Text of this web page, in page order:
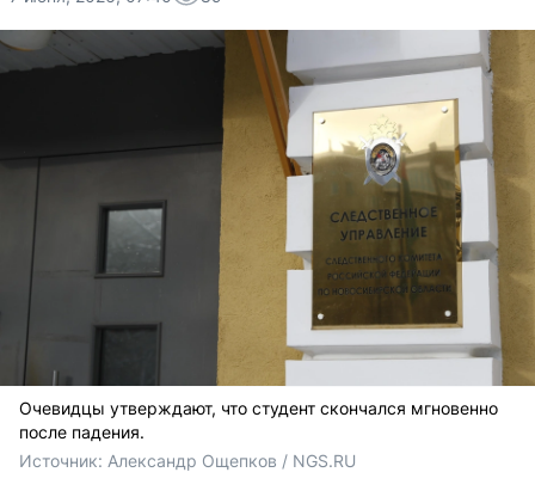
Очевидцы утверждают, что студент скончался мгновенно
после падения.
Источник: Александр Ощепков / NGS.RU